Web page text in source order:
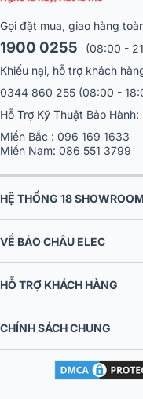
Gọi đặt mua, giao hàng
1900 0255
(08:00 -
Khiếu nại, hỗ trợ khách
0344 860 255 (08:00 -
Hỗ Trợ Kỹ Thuật Bảo Hành:
Miền Bắc : 096 169 1633
Miền Nam: 086 551 3799
HỆ THỐNG 18
VỀ BẢO CHÂU ELEC
HỖ TRỢ KHÁCH HÀNG
CHÍNH SÁCH CHUNG